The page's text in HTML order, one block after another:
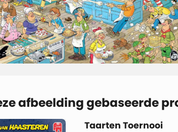
afbeelding gebaseerde
Taarten Toernooi